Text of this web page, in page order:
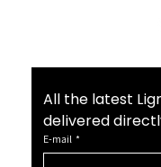
All the latest
delivered
E-mail *